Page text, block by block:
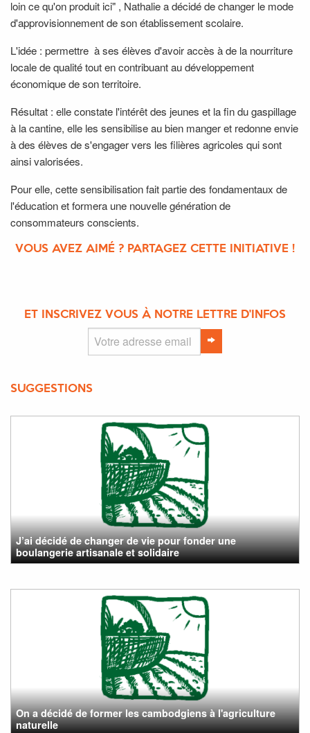
loin ce qu'on produit ici" , Nathalie a décidé de changer le mode
d'approvisionnement de son établissement scolaire.
L'idée : permettre à ses élèves d'avoir accès à de la nourriture
locale de qualité tout en contribuant au développement
économique de son territoire.
Résultat : elle constate l'intérêt des jeunes et la fin du gaspillage
à la cantine, elle les sensibilise au bien manger et redonne envie
à des élèves de s'engager vers les filières agricoles qui sont
ainsi valorisées.
Pour elle, cette sensibilisation fait partie des fondamentaux de
l'éducation et formera une nouvelle génération de
consommateurs conscients.
VOUS AVEZ AIMÉ ? PARTAGEZ CETTE INITIATIVE !
ET INSCRIVEZ VOUS À NOTRE LETTRE D'INFOS
SUGGESTIONS
J’ai décidé de changer de vie pour fonder une
boulangerie artisanale et solidaire
On a décidé de former les cambodgiens à l'agriculture
naturelle